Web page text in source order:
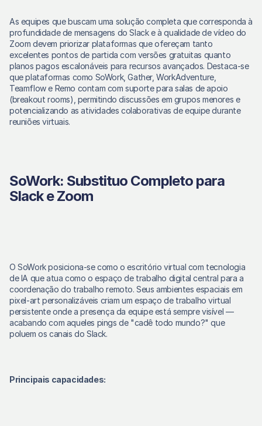
As equipes que buscam uma solução completa que corresponda à
profundidade de mensagens do Slack e à qualidade de vídeo do
Zoom devem priorizar plataformas que ofereçam tanto
excelentes pontos de partida com versões gratuitas quanto
planos pagos escalonáveis para recursos avançados. Destaca-se
que plataformas como SoWork, Gather, WorkAdventure,
Teamflow e Remo contam com suporte para salas de apoio
(breakout rooms), permitindo discussões em grupos menores e
potencializando as atividades colaborativas de equipe durante
reuniões virtuais.
SoWork: Substituo Completo para
Slack e Zoom
O SoWork posiciona-se como o escritório virtual com tecnologia
de IA que atua como o espaço de trabalho digital central para a
coordenação do trabalho remoto. Seus ambientes espaciais em
pixel-art personalizáveis criam um espaço de trabalho virtual
persistente onde a presença da equipe está sempre visível —
acabando com aqueles pings de "cadê todo mundo?" que
poluem os canais do Slack.
Principais capacidades: